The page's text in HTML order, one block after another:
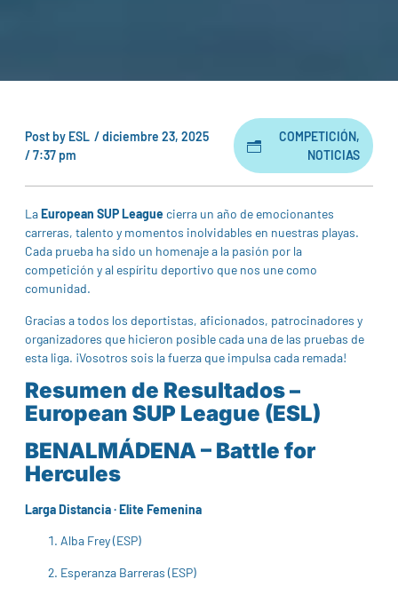
Post by ESL /diciembre 23, 2025
/7:37 pm
COMPETICIÓN,
NOTICIAS
LaEuropean SUP League cierra un año de emocionantes
carreras, talento y momentos inolvidables en nuestras playas.
Cada prueba ha sido un homenaje a la pasión por la
competición y al espíritu deportivo que nos une como
comunidad.
Gracias a todos los deportistas, aficionados, patrocinadores y
organizadores que hicieron posible cada una de las pruebas de
esta liga. ¡Vosotros sois la fuerza que impulsa cada remada!
Resumen de Resultados –
European SUP League (ESL)
BENALMÁDENA – Battle for
Hercules
Larga Distancia · Elite Femenina
Alba Frey (ESP)
Esperanza Barreras (ESP)